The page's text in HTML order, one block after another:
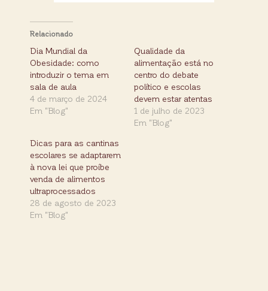
Relacionado
Dia Mundial da
Obesidade: como
introduzir o tema em
sala de aula
4 de março de 2024
Em "Blog"
Qualidade da
alimentação está no
centro do debate
político e escolas
devem estar atentas
1 de julho de 2023
Em "Blog"
Dicas para as cantinas
escolares se adaptarem
à nova lei que proíbe
venda de alimentos
ultraprocessados
28 de agosto de 2023
Em "Blog"